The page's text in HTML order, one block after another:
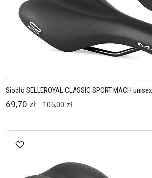
Siodło SELLEROYAL CLASSIC SPORT MACH unisex
69,70 zł 105,00 zł